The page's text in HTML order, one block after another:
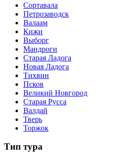
Сортавала
Петрозаводск
Валаам
Кижи
Выборг
Мандроги
Старая Ладога
Новая Ладога
Тихвин
Псков
Великий Новгород
Старая Русса
Валдай
Тверь
Торжок
Тип тура